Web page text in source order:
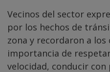
Vecinos del sector
por los hechos de
zona y recordaron a
importancia de
velocidad, conducir